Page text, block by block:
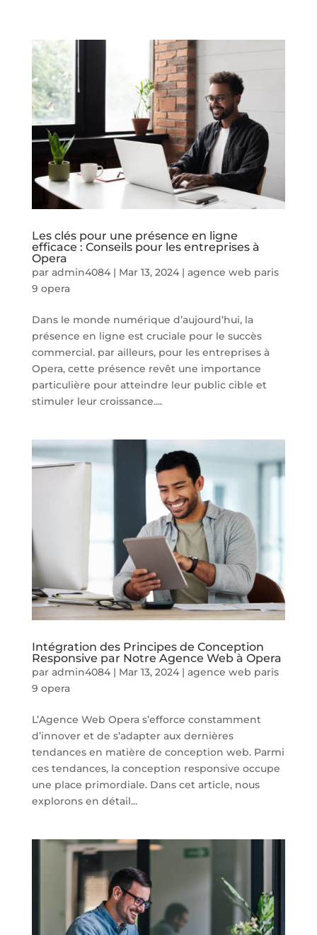
Les clés pour une présence en ligne
efficace : Conseils pour les entreprises à
Opera
par admin4084| Mar 13, 2024| agence web paris
9 opera
Dans le monde numérique d’aujourd’hui, la
présence en ligne est cruciale pour le succès
commercial. par ailleurs, pour les entreprises à
Opera, cette présence revêt une importance
particulière pour atteindre leur public cible et
stimuler leur croissance....
Intégration des Principes de Conception
Responsive par Notre Agence Web à Opera
par admin4084| Mar 13, 2024| agence web paris
9 opera
L’Agence Web Opera s’efforce constamment
d’innover et de s’adapter aux dernières
tendances en matière de conception web. Parmi
ces tendances, la conception responsive occupe
une place primordiale. Dans cet article, nous
explorons en détail...